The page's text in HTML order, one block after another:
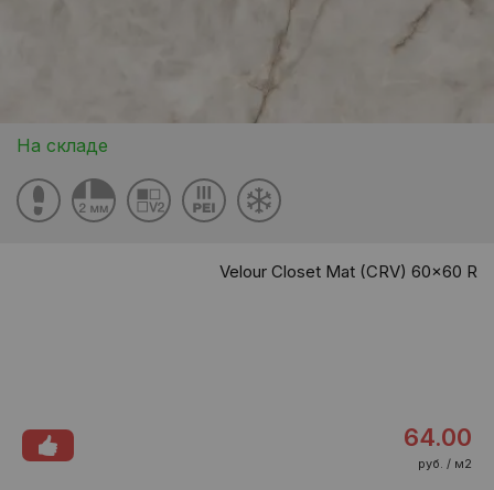
На складе
Velour Closet Mat (CRV) 60x60 R
64.00
руб. / м2